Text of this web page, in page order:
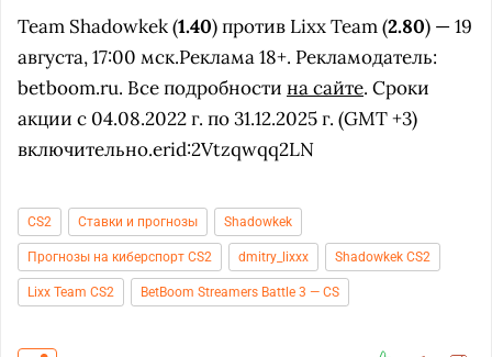
Team Shadowkek (1.40) против Lixx Team (2.80) — 19
августа, 17:00 мск.Реклама 18+. Рекламодатель:
betboom.ru. Все подробности на сайте. Сроки
акции с 04.08.2022 г. по 31.12.2025 г. (GMT +3)
включительно.erid:2Vtzqwqq2LN
CS2 Ставки и прогнозы Shadowkek
Прогнозы на киберспорт CS2 dmitry_lixxx Shadowkek CS2
Lixx Team CS2 BetBoom Streamers Battle 3 — CS